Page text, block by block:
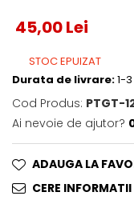
45,00 Lei
STOC EPUIZAT
Durata de livrare:1-
Cod Produs: PTGT-
Ai nevoie de ajutor?
ADAUGA LA
CERE INFORMATII